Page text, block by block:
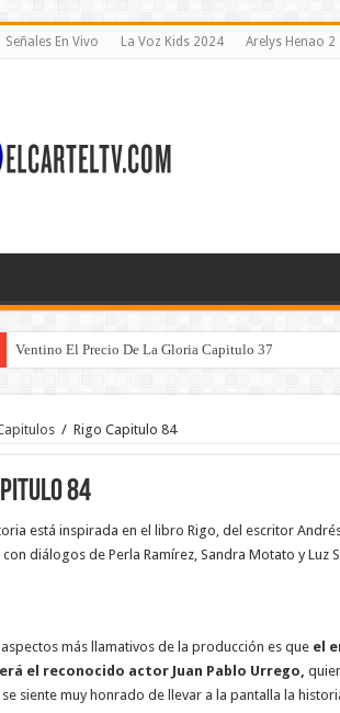
Señales En Vivo La Voz Kids 2024 Arelys Henao 2
Ventino El Precio De La Gloria Capitulo 37
/ Rigo Capitulo 84
84
está inspirada en el libro Rigo, del escritor
con diálogos de Perla Ramírez, Sandra Motato y Luz
más llamativos de la producción es que el
el reconocido actor Juan Pablo Urrego,
siente muy honrado de llevar a la pantalla la